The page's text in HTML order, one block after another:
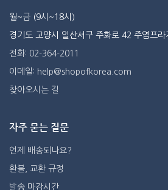
월~금 (9시~18시)
경기도 고양시 일산서구 주화로 42 주엽프
전화: 02-364-2011
이메일: help@shopofkorea.com
찾아오시는 길
자주 묻는 질문
언제 배송되나요?
환불, 교환 규정
발송 마감시간